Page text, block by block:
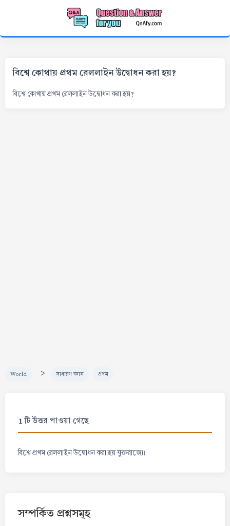
বিশ্বে কোথায় প্রথম রেললাইন উদ্বোধন করা হয়?
বিশ্বে কোথায় প্রথম রেললাইন উদ্বোধন করা হয়?
World > সাধারণ জ্ঞান প্রথম
1 টি উত্তর পাওয়া গেছে
বিশ্বে প্রথম রেললাইন উদ্বোধন করা হয় যুক্তরাজ্যে।
সম্পর্কিত প্রশ্নসমূহ